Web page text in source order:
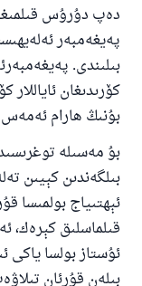
دەپ دۇرۇس
پەيغەمبەر
بىلىندى.
كۆرىدىغان
بۇنىڭ ھارام ئەمەس
بۇ مەسىلە
بىلگەندىن كېيىن
ئېھتىياج بولمىسا
قىلماسلىق كېرەك،
ئۇستاز بولسا ياكى
بىلەن قۇرئان